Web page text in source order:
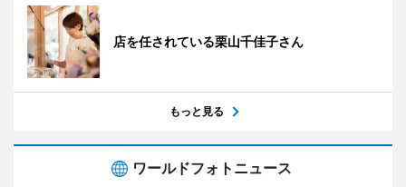
店を任されている栗山千佳子さん
もっと見る
ワールドフォトニュース